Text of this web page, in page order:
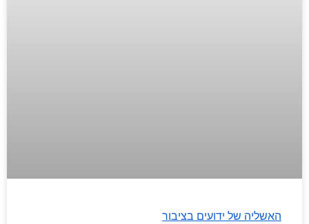
האשליה של ידועים בציבור